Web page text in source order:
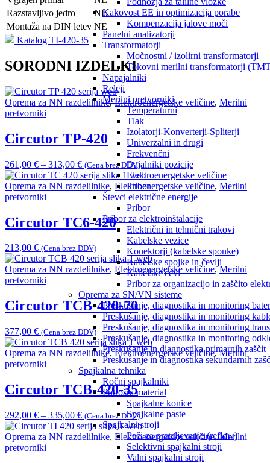
Kakovost EE in optimizacija porabe
Kompenzacija jalove moči
Panelni analizatorji
Transformatorji
Močnostni / izolirni transformatorji
Tokovni merilni transformatorji
Napajalniki
Releji
Merilni pretvorniki
Temperaturni
Tlak
Izolatorji-Konverterji-Spliterji
Univerzalni in drugi
Frekvenčni
Dajalniki pozicije
Elektroenergetske veličine
Pribor
Števci električne energije
Pribor
Pribor za elektroinštalacije
Električni in tehnični trakovi
Kabelske vezice
Konektorji (kabelske sponke)
Kabelske spojke in čevlji
Kabelske cevi
Pribor za organizacijo in zaščito
Oprema za SN/VN sisteme
Preskušanje, diagnostika in monitoring
Preskušanje, diagnostika in monitoring
Preskušanje, diagnostika in monitoring
Preskušanje, diagnostika in monitoring
Preskušanje in diagnostika primarnih zaščit
Preskušanje in diagnostika sekundarnih
Spajkalna tehnika
Ročni spajkalniki
Potrošni material
Spajkalne konice
Spajkalne paste
Spajkalni stroji
Peči za pretaljevanje (reflow)
Selektivni spajkalni stroji
Valni spajkalni stroji
Razstavljivo jedro
NE
Montaža na DIN letev NE
Katalog TI-420-35
SORODNI IZDELKI
Oprema za NN razdelilnike,Elektroenergetske veličine, Merilni
pretvorniki
Circutor TP-420
261,00 € – 313,00 € (Cena brez DDV)
Oprema za NN razdelilnike, Elektroenergetske veličine, Merilni
pretvorniki
Circutor TC6-420
213,00 € (Cena brez DDV)
Oprema za NN razdelilnike, Elektroenergetske veličine,Merilni
pretvorniki
Circutor TCB-420-70
377,00 € (Cena brez DDV)
Oprema za NN razdelilnike,Elektroenergetske veličine,Merilni
pretvorniki
Circutor TCB-420-35
292,00 € – 335,00 € (Cena brez DDV)
Oprema za NN razdelilnike, Elektroenergetske veličine,Merilni
pretvorniki